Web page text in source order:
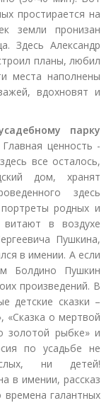
простирается на
земли пронизан
Здесь Александр
планы, любил
места наполнены
вдохновят и
парку
Главная ценность -
все осталось,
дом, хранят
здесь
родных и
витают в воздухе
Пушкина,
в имении. А если
Болдино Пушкин
произведений. В
детские сказки –
«Сказка о мертвой
золотой рыбке» и
по усадьбе не
ни детей!
в имении, рассказ
галантных